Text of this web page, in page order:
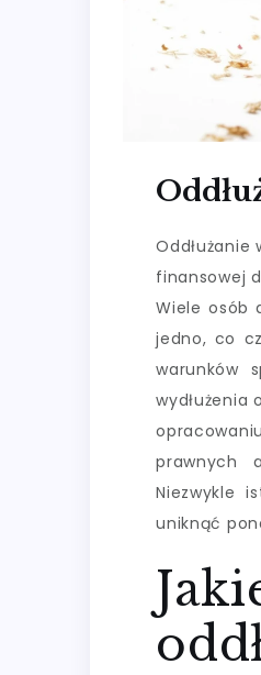
finansowej
Wiele osób
jedno, co
warunków
wydłużenia
prawnych
Niezwykle
uniknąć